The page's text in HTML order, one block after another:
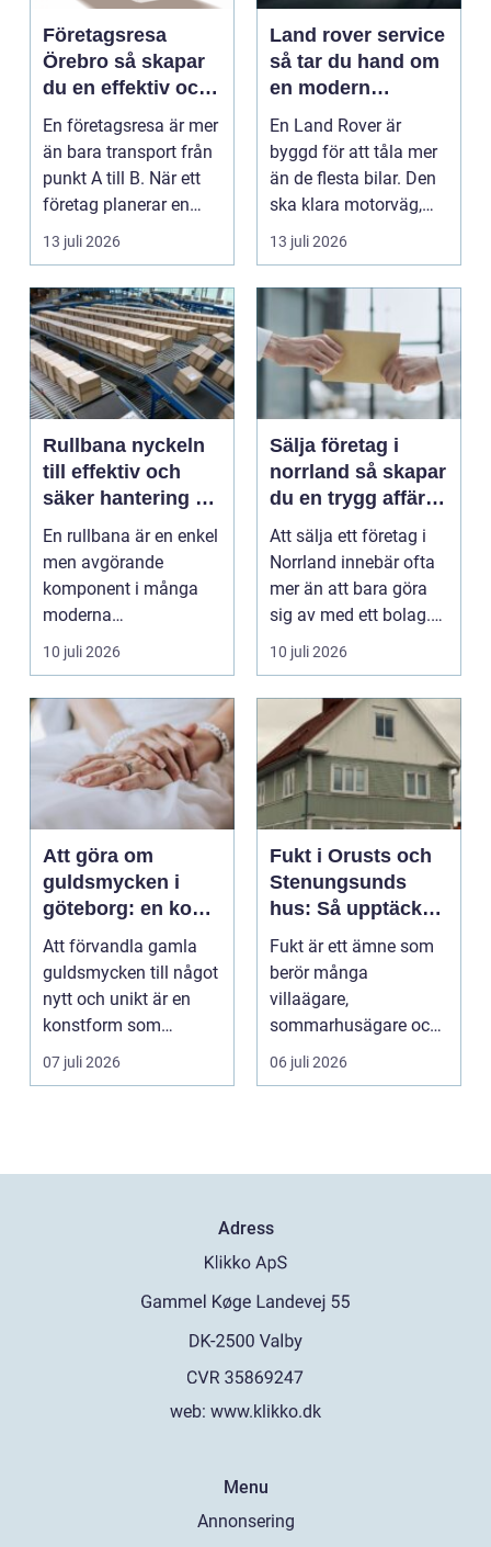
Företagsresa
Örebro så skapar
du en effektiv och
minnesvärd resa
En företagsresa är mer
än bara transport från
punkt A till B. När ett
företag planerar en
resa för m...
13 juli 2026
Land rover service
så tar du hand om
en modern
klassiker
En Land Rover är
byggd för att tåla mer
än de flesta bilar. Den
ska klara motorväg,
stadstrafik, gru...
13 juli 2026
Rullbana nyckeln
till effektiv och
säker hantering av
gods
En rullbana är en enkel
men avgörande
komponent i många
moderna
verksamheter. Den
används för att fl...
10 juli 2026
Sälja företag i
norrland så skapar
du en trygg affär
från start till mål
Att sälja ett företag i
Norrland innebär ofta
mer än att bara göra
sig av med ett bolag.
För många ä...
10 juli 2026
Att göra om
guldsmycken i
göteborg: en konst
att förnya det
gamla
Att förvandla gamla
guldsmycken till något
nytt och unikt är en
konstform som
kombinerar
traditionel...
07 juli 2026
Fukt i Orusts och
Stenungsunds
hus: Så upptäcker
och åtgärdar du
problemet
Fukt är ett ämne som
berör många
villaägare,
sommarhusägare och
bosta...
06 juli 2026
Adress
web: www.klikko.dk
Menu
Annonsering